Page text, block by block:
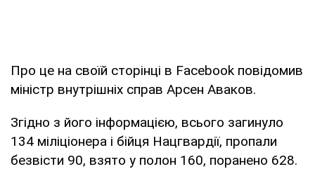
Про це на своїй сторінці в Facebook повідомив
міністр внутрішніх справ Арсен Аваков.
Згідно з його інформацією, всього загинуло
134 міліціонера і бійця Нацгвардії, пропали
безвісти 90, взято у полон 160, поранено 628.